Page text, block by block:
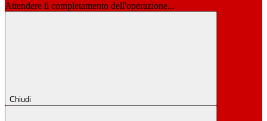
Attendere il completamento dell'operazione...
Chiudi